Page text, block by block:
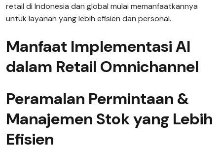
retail di Indonesia dan global mulai memanfaatkannya
untuk layanan yang lebih efisien dan personal.
Manfaat Implementasi AI
dalam Retail Omnichannel
Peramalan Permintaan &
Manajemen Stok yang Lebih
Efisien